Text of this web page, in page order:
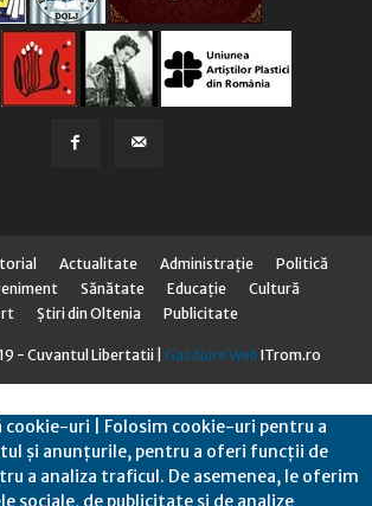
Actualitate Administraţie
Politică
Sănătate Educaţie
Cultură
Știri din Oltenia Publicitate
- Cuvantul Libertatii | Gazduire Web ITrom.ro
cookie-uri | Folosim cookie-uri pentru a
și anunțurile, pentru a oferi funcții de
a analiza traficul. De asemenea, le oferim